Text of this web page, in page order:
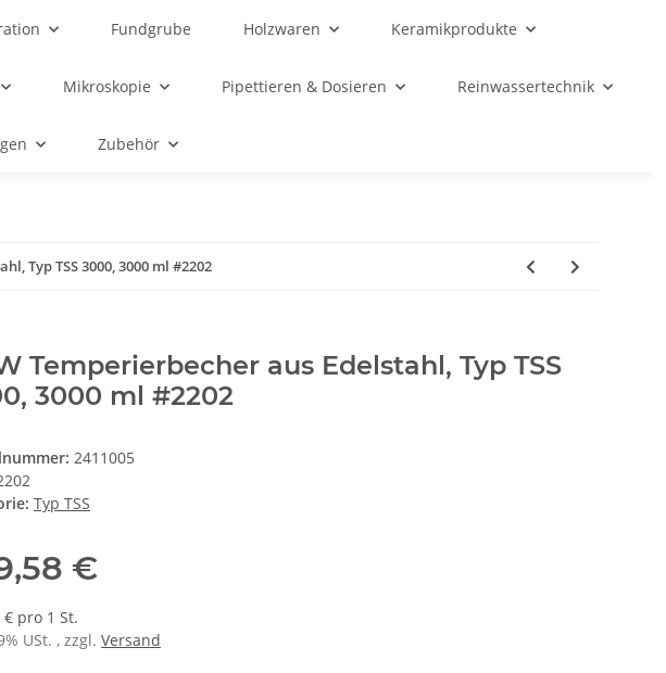
Fundgrube Holzwaren Keramikprodukte
Mikroskopie Pipettieren & Dosieren Reinwassertechnik
Zubehör
Typ TSS 3000, 3000 ml #2202
Temperierbecher aus Edelstahl, Typ TSS
3000 ml #2202
2411005
Typ TSS
€
€ pro 1 St.
USt. , zzgl. Versand